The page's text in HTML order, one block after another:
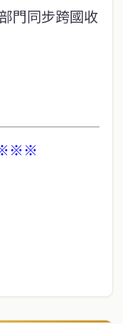
門同步跨國收
※※※